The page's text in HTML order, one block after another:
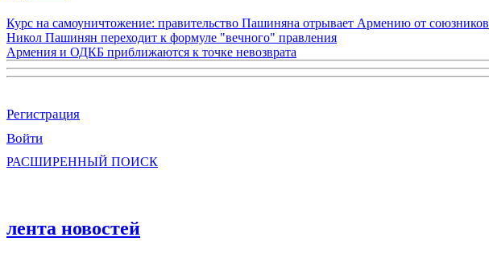
Курс на самоуничтожение: правительство Пашиняна отрывает Армению от союзников
Никол Пашинян переходит к формуле "вечного" правления
Армения и ОДКБ приближаются к точке невозврата
Регистрация
Войти
РАСШИРЕННЫЙ ПОИСК
лента новостей